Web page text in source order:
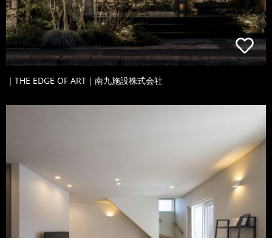
｜THE EDGE OF ART｜南九施設株式会社